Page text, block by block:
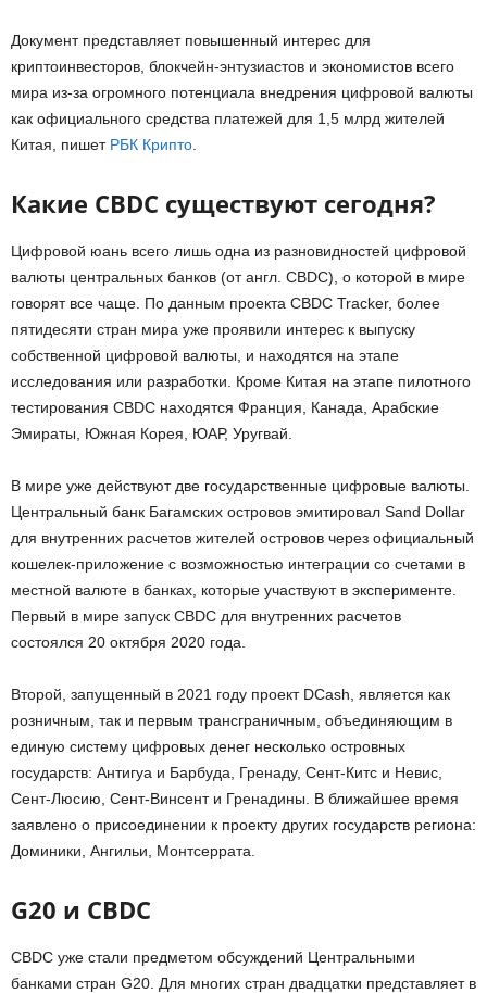
Документ представляет повышенный интерес для
криптоинвесторов, блокчейн-энтузиастов и экономистов всего
мира из-за огромного потенциала внедрения цифровой валюты
как официального средства платежей для 1,5 млрд жителей
Китая, пишет РБК Крипто
Какие CBDC существуют сегодня?
Цифровой юань всего лишь одна из разновидностей цифровой
валюты центральных банков (от англ. CBDC), о которой в мире
говорят все чаще. По данным проекта CBDC Tracker, более
пятидесяти стран мира уже проявили интерес к выпуску
собственной цифровой валюты, и находятся на этапе
исследования или разработки. Кроме Китая на этапе пилотного
тестирования CBDC находятся Франция, Канада, Арабские
Эмираты, Южная Корея, ЮАР, Уругвай.
В мире уже действуют две государственные цифровые валюты.
Центральный банк Багамских островов эмитировал Sand Dollar
для внутренних расчетов жителей островов через официальный
кошелек-приложение c возможностью интеграции со счетами в
местной валюте в банках, которые участвуют в эксперименте.
Первый в мире запуск CBDC для внутренних расчетов
состоялся 20 октября 2020 года.
Второй, запущенный в 2021 году проект DCash, является как
розничным, так и первым трансграничным, объединяющим в
единую систему цифровых денег несколько островных
государств: Антигуа и Барбуда, Гренаду, Сент-Китс и Невис,
Сент-Люсию, Сент-Винсент и Гренадины. В ближайшее время
заявлено о присоединении к проекту других государств региона:
Доминики, Ангильи, Монтсеррата.
G20 и CBDC
CBDC уже стали предметом обсуждений Центральными
банками стран G20. Для многих стран двадцатки представляет в